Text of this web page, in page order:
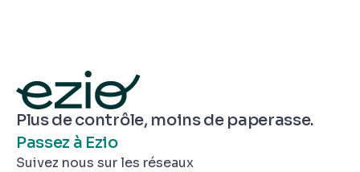
Plus de contrôle, moins de paperasse.
Passez à Ezio
Suivez nous sur les réseaux